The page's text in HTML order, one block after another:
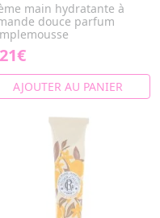
main hydratante à
douce parfum
AJOUTER AU PANIER